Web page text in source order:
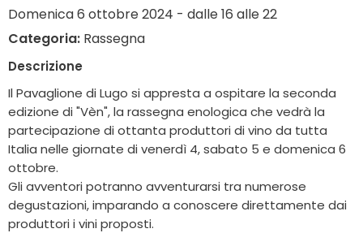
Domenica 6 ottobre 2024 - dalle 16 alle 22
Categoria: Rassegna
Descrizione
Il Pavaglione di Lugo si appresta a ospitare la seconda
edizione di "Vèn", la rassegna enologica che vedrà la
partecipazione di ottanta produttori di vino da tutta
Italia nelle giornate di venerdì 4, sabato 5 e domenica 6
ottobre.
Gli avventori potranno avventurarsi tra numerose
degustazioni, imparando a conoscere direttamente dai
produttori i vini proposti.